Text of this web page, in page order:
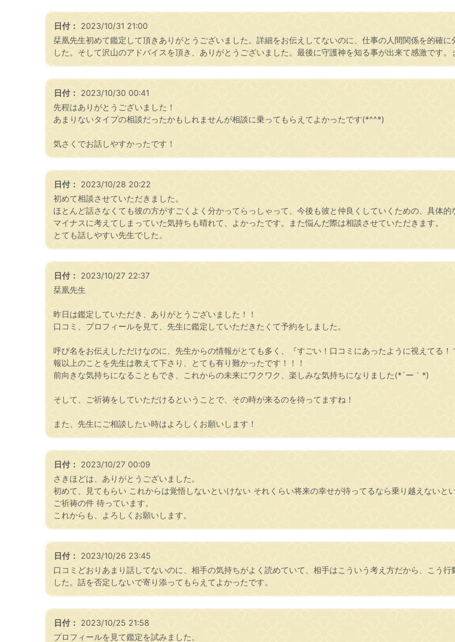
日付： 2023/10/31 21:00
栞凰先生初めて鑑定して頂きありがとうございました。詳細をお伝えしてないのに、仕事の人間関係を的確
した。そして沢山のアドバイスを頂き、ありがとうございました。最後に守護神を知る事が出来て感激です
日付： 2023/10/30 00:41
先程はありがとうございました！
あまりないタイプの相談だったかもしれませんが相談に乗ってもらえてよかったです(*^^*)
気さくでお話しやすかったです！
日付： 2023/10/28 20:22
初めて相談させていただきました。
ほとんど話さなくても彼の方がすごくよく分かってらっしゃって、今後も彼と仲良くしていくための、具体
マイナスに考えてしまっていた気持ちも晴れて、よかったです。また悩んだ際は相談させていただきます。
とても話しやすい先生でした。
日付： 2023/10/27 22:37
栞凰先生
昨日は鑑定していただき、ありがとうございました！！
口コミ、プロフィールを見て、先生に鑑定していただきたくて予約をしました。
呼び名をお伝えしただけなのに、先生からの情報がとても多く、『すごい！口コミにあったように視えてる
報以上のことを先生は教えて下さり、とても有り難かったです！！！
前向きな気持ちになることもでき、これからの未来にワクワク、楽しみな気持ちになりました(*´ー｀*)
そして、ご祈祷をしていただけるということで、その時が来るのを待ってますね！
また、先生にご相談したい時はよろしくお願いします！
日付： 2023/10/27 00:09
さきほどは、ありがとうございました。
初めて、見てもらい これからは覚悟しないといけない それくらい将来の幸せが待ってるなら乗り越えないと
ご祈祷の件 待っています。
これからも、よろしくお願いします。
日付： 2023/10/26 23:45
口コミどおりあまり話してないのに、相手の気持ちがよく読めていて、相手はこういう考え方だから、こう
した。話を否定しないで寄り添ってもらえてよかったです。
日付： 2023/10/25 21:58
プロフィールを見て鑑定を試みました。